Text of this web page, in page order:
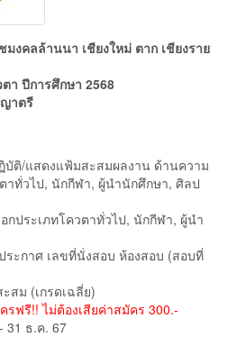
งคลล้านนา เชียงใหม่ ตาก เชียงราย
า ปีการศึกษา 2568
าตรี
บัติ/แสดงแฟ้มสะสมผลงาน ด้านความ
าทั่วไป, นักกีฬา, ผู้นำนักศึกษา, ศิลป
กประเภทโควตาทั่วไป, นักกีฬา, ผู้นำ
ระกาศ เลขที่นั่งสอบ ห้องสอบ (สอบที่
สม (เกรดเฉลี่ย)
ฟรี!! ไม่ต้องเสียค่าสมัคร 300.-
31 ธ.ค. 67